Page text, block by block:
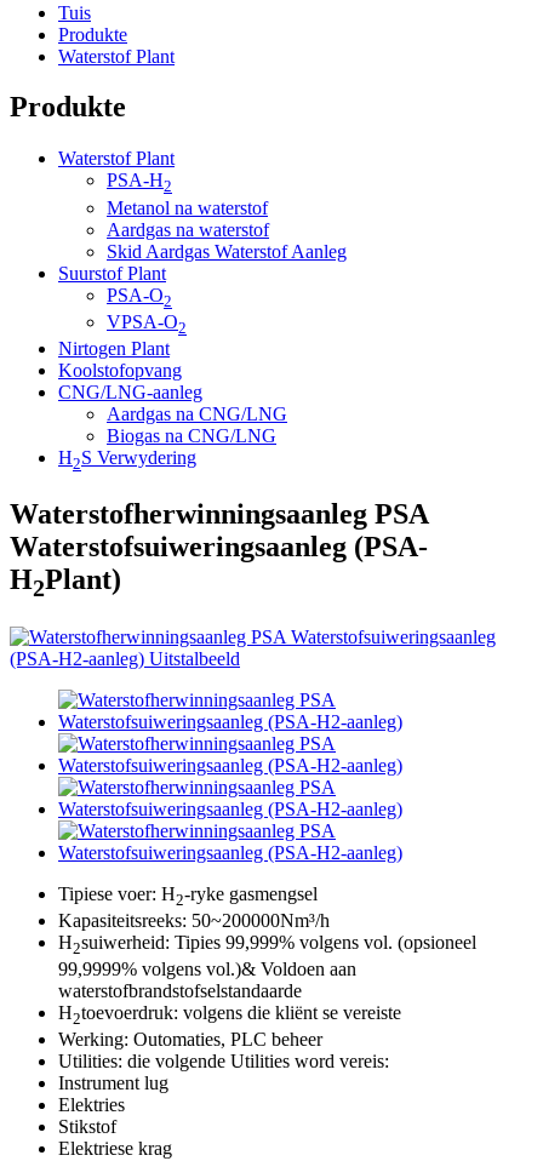
Tuis
Produkte
Waterstof Plant
Produkte
Waterstof Plant
PSA-H2
Metanol na waterstof
Aardgas na waterstof
Skid Aardgas Waterstof Aanleg
Suurstof Plant
PSA-O2
VPSA-O2
Nirtogen Plant
Koolstofopvang
CNG/LNG-aanleg
Aardgas na CNG/LNG
Biogas na CNG/LNG
H2S Verwydering
Waterstofherwinningsaanleg PSA
Waterstofsuiweringsaanleg (PSA-
H2Plant)
Tipiese voer: H2-ryke gasmengsel
Kapasiteitsreeks: 50~200000Nm³/h
H2suiwerheid: Tipies 99,999% volgens vol. (opsioneel
99,9999% volgens vol.)& Voldoen aan
waterstofbrandstofselstandaarde
H2toevoerdruk: volgens die kliënt se vereiste
Werking: Outomaties, PLC beheer
Utilities: die volgende Utilities word vereis:
Instrument lug
Elektries
Stikstof
Elektriese krag